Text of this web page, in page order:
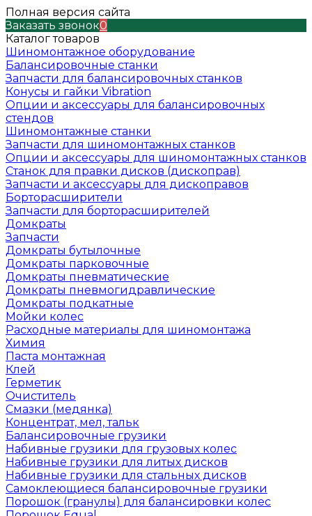
Полная версия сайта
Заказать звонок0
Каталог товаров
Шиномонтажное оборудование
Балансировочные станки
Запчасти для балансировочных станков
Конусы и гайки Vibration
Опции и аксессуары для балансировочных
стендов
Шиномонтажные станки
Запчасти для шиномонтажных станков
Опции и аксессуары для шиномонтажных станков
Станок для правки дисков (дископрав)
Запчасти и аксессуары для дископравов
Борторасширители
Запчасти для борторасширителей
Домкраты
Запчасти
Домкраты бутылочные
Домкраты парковочные
Домкраты пневматические
Домкраты пневмогидравлические
Домкраты подкатные
Мойки колес
Расходные материалы для шиномонтажа
Химия
Паста монтажная
Клей
Герметик
Очиститель
Смазки (медянка)
Концентрат, мел, тальк
Балансировочные грузики
Набивные грузики для грузовых колес
Набивные грузики для литых дисков
Набивные грузики для стальных дисков
Самоклеющиеся балансировочные грузики
Порошок (гранулы) для балансировки колес